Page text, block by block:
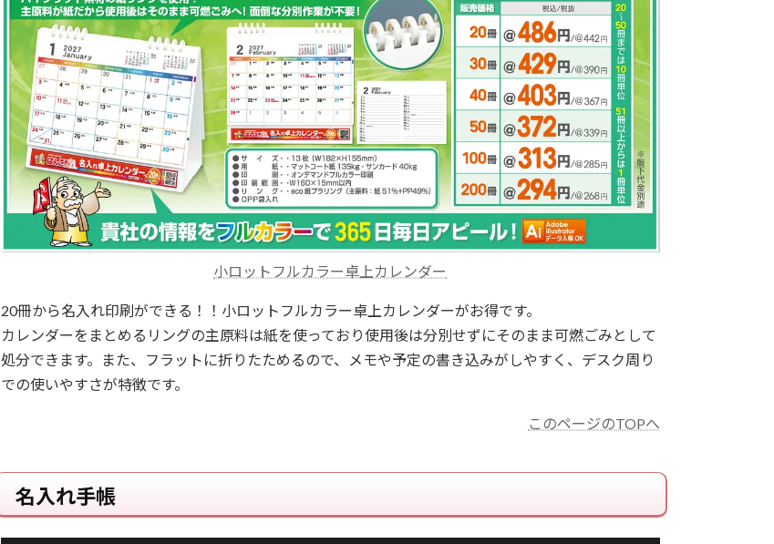
小ロットフルカラー卓上カレンダー
20冊から名入れ印刷ができる！！小ロットフルカラー卓上カレンダーがお得です。
カレンダーをまとめるリングの主原料は紙を使っており使用後は分別せずにそのまま可燃ごみとして
処分できます。また、フラットに折りたためるので、メモや予定の書き込みがしやすく、デスク周り
での使いやすさが特徴です。
このページのTOPへ
名入れ手帳